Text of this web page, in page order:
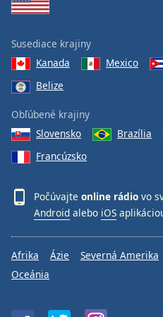
Susediace krajiny
Kanada
Mexico
Belize
Obľúbené krajiny
Slovensko
Brazília
Francúzsko
Počúvajte online rádio vo
Android alebo iOS
Afrika Ázie Severná Amerika
Oceánia